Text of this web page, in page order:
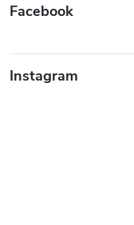
Facebook
Instagram